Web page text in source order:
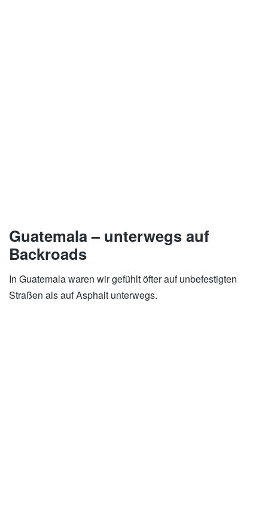
Guatemala – unterwegs auf
Backroads
In Guatemala waren wir gefühlt öfter auf unbefestigten
Straßen als auf Asphalt unterwegs.